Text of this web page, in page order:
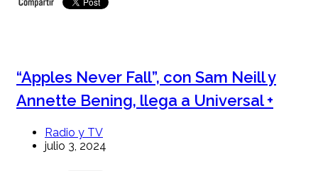
“Apples Never Fall”, con Sam Neill y
Annette Bening, llega a Universal +
Radio y TV
julio 3, 2024